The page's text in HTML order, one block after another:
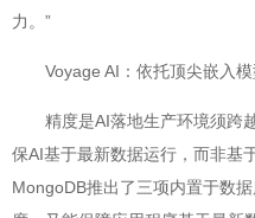
力。”
Voyage AI：依托顶尖嵌入
精度是AI落地生产环境须跨
保AI基于最新数据运行，而非基
MongoDB推出了三项内置于数